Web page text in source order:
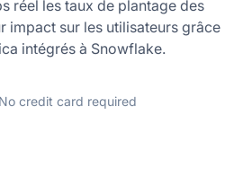
réel les taux de plantage des
impact sur les utilisateurs grâce
intégrés à Snowflake.
credit card required